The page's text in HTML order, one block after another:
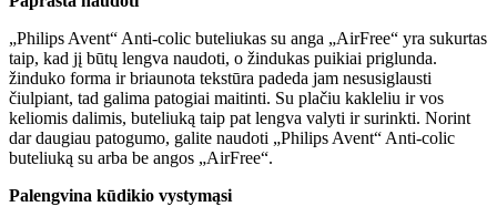
„Philips Avent“ Anti-colic buteliukas su anga „AirFree“ yra sukurtas
taip, kad jį būtų lengva naudoti, o žindukas puikiai priglunda.
žinduko forma ir briaunota tekstūra padeda jam nesusiglausti
čiulpiant, tad galima patogiai maitinti. Su plačiu kakleliu ir vos
keliomis dalimis, buteliuką taip pat lengva valyti ir surinkti. Norint
dar daugiau patogumo, galite naudoti „Philips Avent“ Anti-colic
buteliuką su arba be angos „AirFree“.
Palengvina kūdikio vystymąsi